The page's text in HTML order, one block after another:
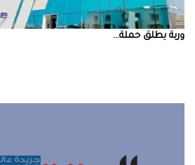
‮‬وربة‮‬‭ ‬يطلق‭ ‬حملة‭ ...